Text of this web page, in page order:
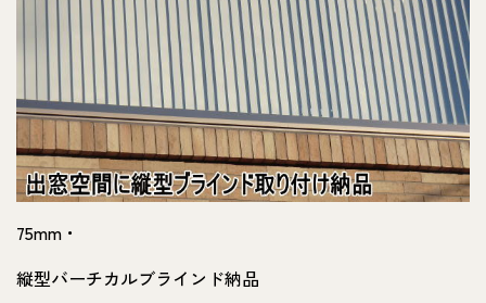
75mm・
縦型バーチカルブラインド納品